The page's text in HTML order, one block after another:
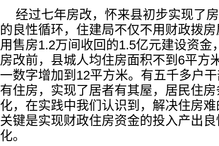
经过七年房改，怀来县初步实现了
的良性循环，住建局不仅不用财政拨
用售房1.2万间收回的1.5亿元建设资金
房改前，县城人均住房面积不到6平方
一数字增加到12平方米。有五千多户
有住房，实现了居者有其屋，居民住
化，在实践中我们认识到，解决住房
关键是实现财政住房资金的投入产出
化。